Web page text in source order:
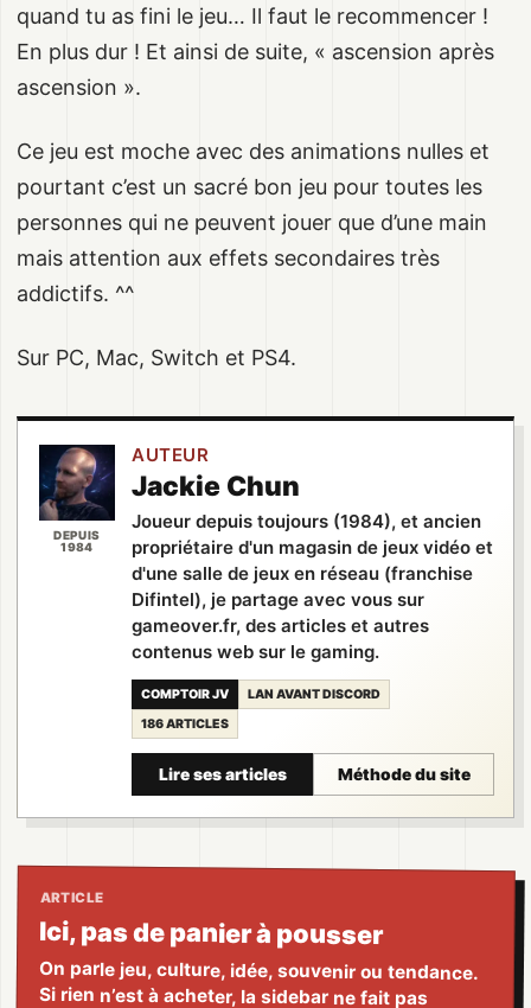
quand tu as fini le jeu… Il faut le recommencer !
En plus dur ! Et ainsi de suite, « ascension après
ascension ».
Ce jeu est moche avec des animations nulles et
pourtant c’est un sacré bon jeu pour toutes les
personnes qui ne peuvent jouer que d’une main
mais attention aux effets secondaires très
addictifs. ^^
Sur PC, Mac, Switch et PS4.
DEPUIS
1984
AUTEUR
Jackie Chun
Joueur depuis toujours (1984), et ancien
propriétaire d'un magasin de jeux vidéo et
d'une salle de jeux en réseau (franchise
Difintel), je partage avec vous sur
gameover.fr, des articles et autres
contenus web sur le gaming.
COMPTOIR JV
LAN AVANT DISCORD
186 ARTICLES
Lire ses articles Méthode du site
ARTICLE
Ici, pas de panier à pousser
On parle jeu, culture, idée, souvenir ou tendance.
Si rien n’est à acheter, la sidebar ne fait pas